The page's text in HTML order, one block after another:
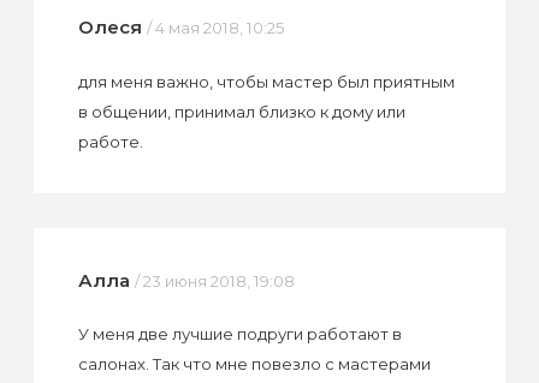
Олеся / 4 мая 2018, 10:25
для меня важно, чтобы мастер был приятным
в общении, принимал близко к дому или
работе.
Алла / 23 июня 2018, 19:08
У меня две лучшие подруги работают в
салонах. Так что мне повезло с мастерами